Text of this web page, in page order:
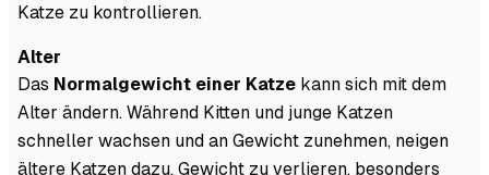
Katze zu kontrollieren.
Alter
Das Normalgewicht einer Katze kann sich mit dem
Alter ändern. Während Kitten und junge Katzen
schneller wachsen und an Gewicht zunehmen, neigen
ältere Katzen dazu, Gewicht zu verlieren, besonders